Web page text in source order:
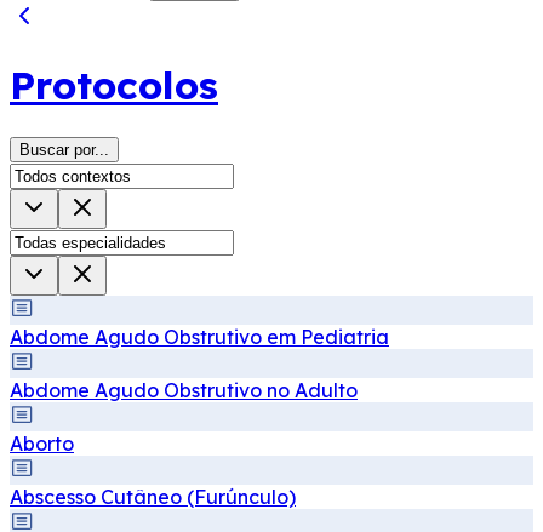
Protocolos
Buscar por...
Abdome Agudo Obstrutivo em Pediatria
Abdome Agudo Obstrutivo no Adulto
Aborto
Abscesso Cutâneo (Furúnculo)